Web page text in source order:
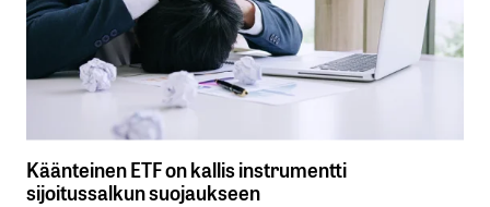
Käänteinen ETF on kallis instrumentti
sijoitussalkun suojaukseen